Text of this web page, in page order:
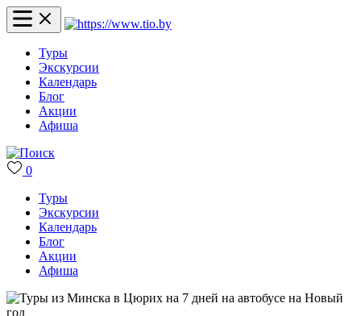
Туры
Экскурсии
Календарь
Блог
Акции
Афиша
0
Туры
Экскурсии
Календарь
Блог
Акции
Афиша